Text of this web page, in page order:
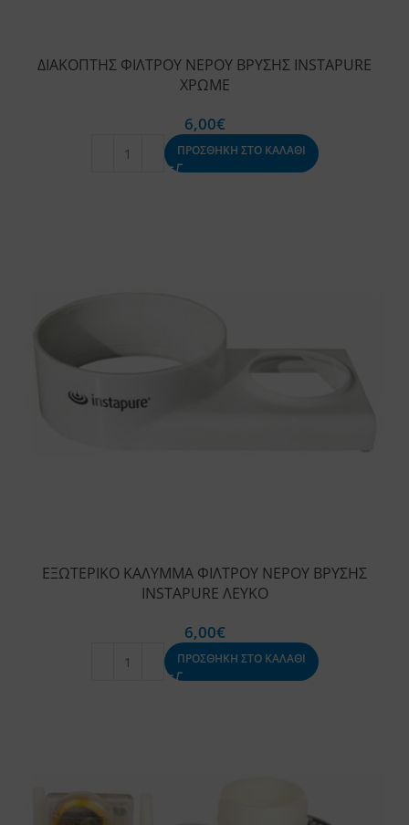
ΔΙΑΚΟΠΤΗΣ ΦΙΛΤΡΟΥ ΝΕΡΟΥ ΒΡΥΣΗΣ INSTAPURE
ΧΡΩΜΕ
6,00€
ΠΡΟΣΘΗΚΗ ΣΤΟ ΚΑΛΑΘΙ
ΕΞΩΤΕΡΙΚΟ ΚΑΛΥΜΜΑ ΦΙΛΤΡΟΥ ΝΕΡΟΥ ΒΡΥΣΗΣ
INSTAPURE ΛΕΥΚΟ
6,00€
ΠΡΟΣΘΗΚΗ ΣΤΟ ΚΑΛΑΘΙ